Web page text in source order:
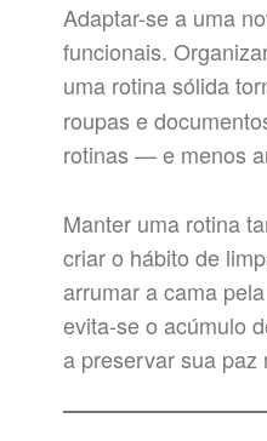
Adaptar-se a uma
funcionais.
uma rotina sólida
roupas e
rotinas — e menos
Manter uma rotina
criar o hábito de
arrumar a cama
evita-se o acúmulo
a preservar sua paz